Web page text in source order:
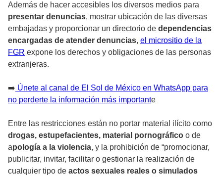
Además de hacer accesibles los diversos medios para
presentar denuncias, mostrar ubicación de las diversas
embajadas y proporcionar un directorio de dependencias
encargadas de atender denuncias, el micrositio de la
FGR expone los derechos y obligaciones de las personas
extranjeras.
➡️ Únete al canal de El Sol de México en WhatsApp para
no perderte la información más importante
Entre las restricciones están no portar material ilícito como
drogas, estupefacientes, material pornográfico o de
apología a la violencia, y la prohibición de “promocionar,
publicitar, invitar, facilitar o gestionar la realización de
cualquier tipo de actos sexuales reales o simulados